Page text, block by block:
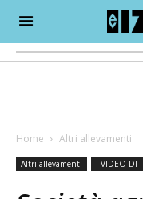
Home Altri allevamenti
Altri allevamenti I VIDEO DI